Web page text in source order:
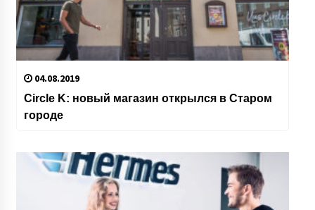
04.08.2019
Circle K: новый магазин открылся в Старом
городе